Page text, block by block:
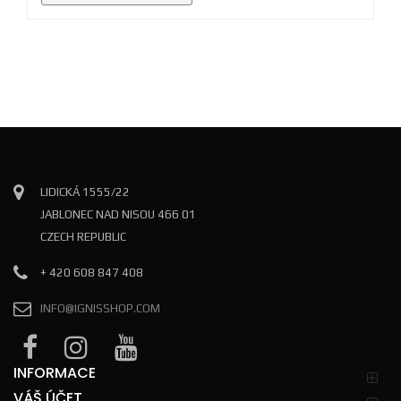
LIDICKÁ 1555/22
JABLONEC NAD NISOU 466 01
CZECH REPUBLIC
+ 420 608 847 408
INFO@IGNISSHOP.COM
INFORMACE